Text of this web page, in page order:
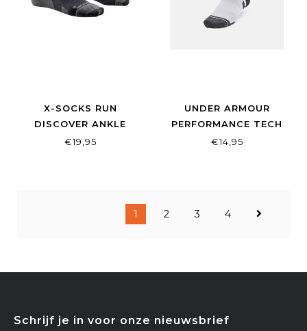
X-SOCKS RUN
DISCOVER ANKLE
BLACK/CHARCOAL
€19,95
UNDER ARMOUR
PERFORMANCE TECH
UNISEX CREW SOCKS
€14,95
1 2 3 4
Schrijf je in voor onze nieuwsbrief